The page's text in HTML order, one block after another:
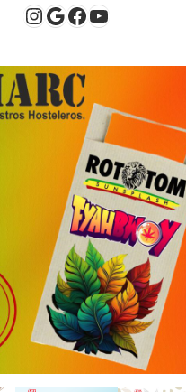
Instagram
Google
Facebook
YouTube